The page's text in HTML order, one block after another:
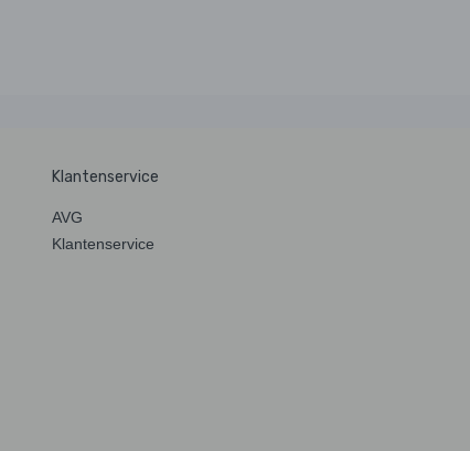
Klantenservice
AVG
Klantenservice